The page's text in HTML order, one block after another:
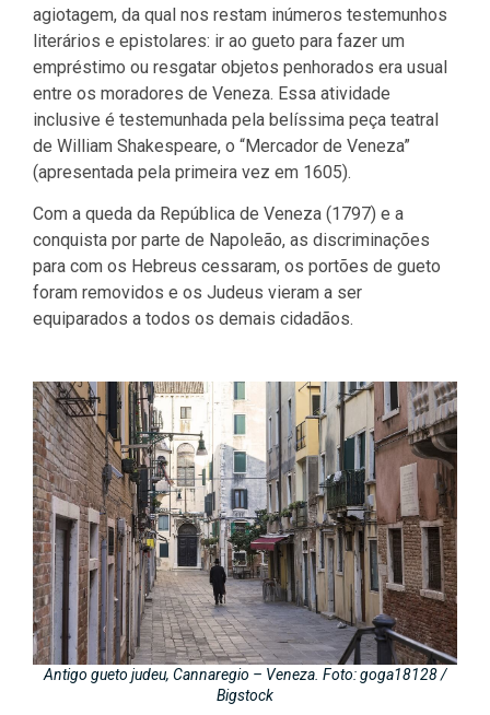
agiotagem, da qual nos restam inúmeros testemunhos
literários e epistolares: ir ao gueto para fazer um
empréstimo ou resgatar objetos penhorados era usual
entre os moradores de Veneza. Essa atividade
inclusive é testemunhada pela belíssima peça teatral
de William Shakespeare, o “Mercador de Veneza”
(apresentada pela primeira vez em 1605).
Com a queda da República de Veneza (1797) e a
conquista por parte de Napoleão, as discriminações
para com os Hebreus cessaram, os portões de gueto
foram removidos e os Judeus vieram a ser
equiparados a todos os demais cidadãos.
Antigo gueto judeu, Cannaregio – Veneza. Foto: goga18128 /
Bigstock